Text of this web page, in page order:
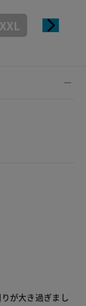
XXL
が大き過ぎまし